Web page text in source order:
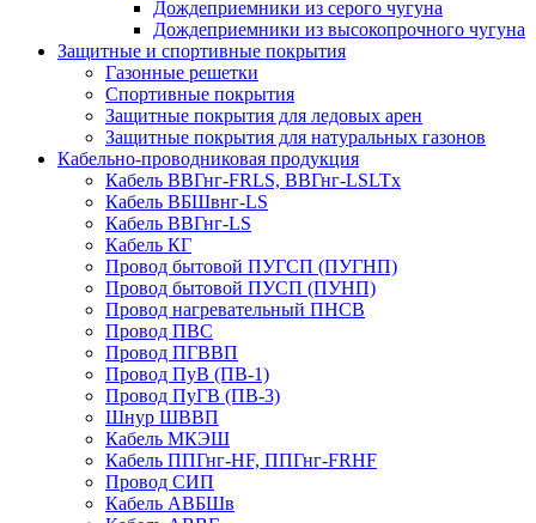
Дождеприемники из серого чугуна
Дождеприемники из высокопрочного чугуна
Защитные и спортивные покрытия
Газонные решетки
Спортивные покрытия
Защитные покрытия для ледовых арен
Защитные покрытия для натуральных газонов
Кабельно-проводниковая продукция
Кабель ВВГнг-FRLS, ВВГнг-LSLTx
Кабель ВБШвнг-LS
Кабель ВВГнг-LS
Кабель КГ
Провод бытовой ПУГСП (ПУГНП)
Провод бытовой ПУСП (ПУНП)
Провод нагревательный ПНСВ
Провод ПВС
Провод ПГВВП
Провод ПуВ (ПВ-1)
Провод ПуГВ (ПВ-3)
Шнур ШВВП
Кабель МКЭШ
Кабель ППГнг-HF, ППГнг-FRHF
Провод СИП
Кабель АВБШв